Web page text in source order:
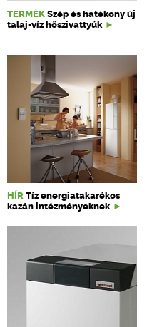
TERMÉK Szép és hatékony új
talaj-víz hőszivattyúk
HÍR Tíz energiatakarékos
kazán intézményeknek